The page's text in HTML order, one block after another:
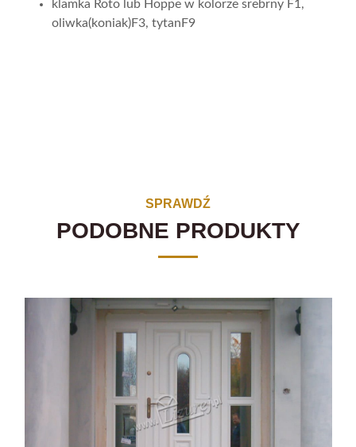
klamka Roto lub Hoppe w kolorze srebrny F1,
oliwka(koniak)F3, tytanF9
SPRAWDŹ
PODOBNE PRODUKTY